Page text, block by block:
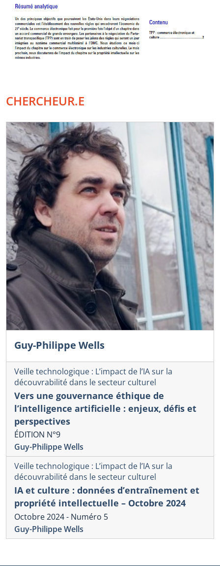
CHERCHEUR.E
Guy-Philippe Wells
Veille technologique : L’impact de l’IA sur la
découvrabilité dans le secteur culturel
Vers une gouvernance éthique de
l’intelligence artificielle : enjeux, défis et
perspectives
ÉDITION N°9
Guy-Philippe Wells
Veille technologique : L’impact de l’IA sur la
découvrabilité dans le secteur culturel
IA et culture : données d’entraînement et
propriété intellectuelle – Octobre 2024
Octobre 2024 - Numéro 5
Guy-Philippe Wells